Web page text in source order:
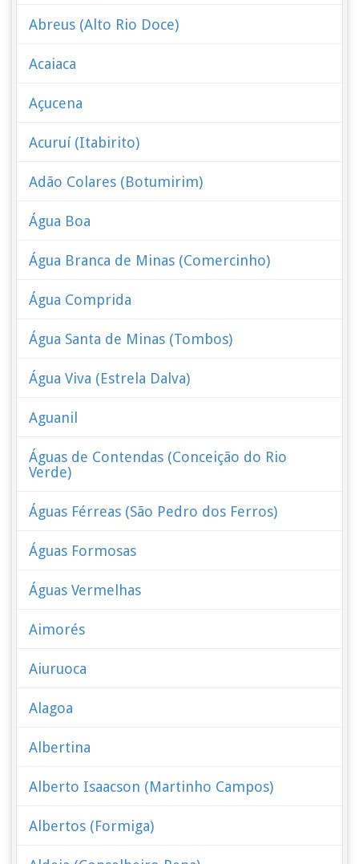
Abreus (Alto Rio Doce)
Acaiaca
Açucena
Acuruí (Itabirito)
Adão Colares (Botumirim)
Água Boa
Água Branca de Minas (Comercinho)
Água Comprida
Água Santa de Minas (Tombos)
Água Viva (Estrela Dalva)
Aguanil
Águas de Contendas (Conceição do Rio
Verde)
Águas Férreas (São Pedro dos Ferros)
Águas Formosas
Águas Vermelhas
Aimorés
Aiuruoca
Alagoa
Albertina
Alberto Isaacson (Martinho Campos)
Albertos (Formiga)